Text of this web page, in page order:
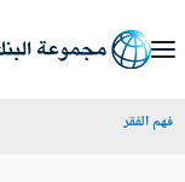
الفقر